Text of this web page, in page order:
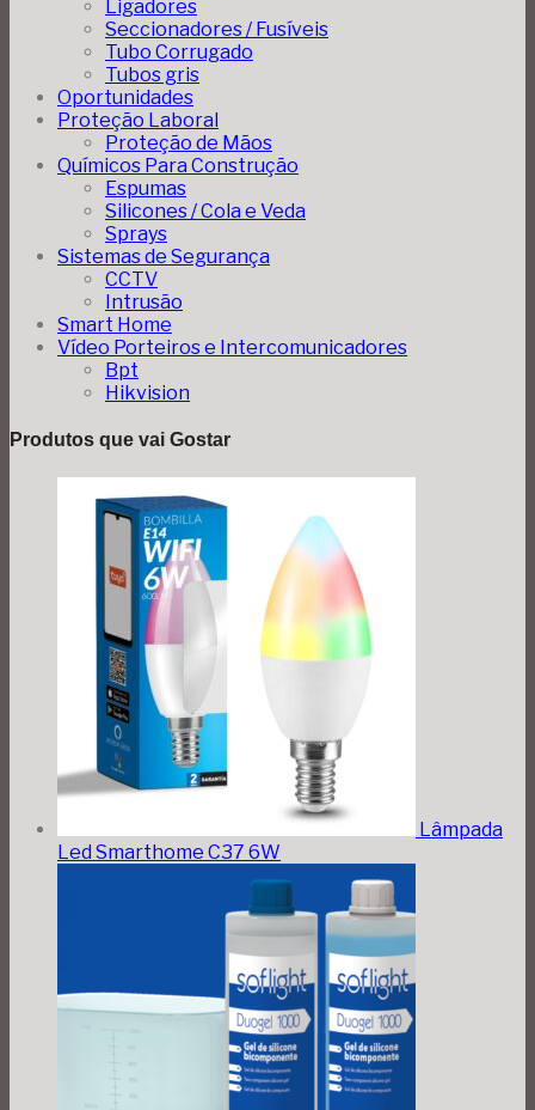
Ligadores
Seccionadores / Fusíveis
Tubo Corrugado
Tubos gris
Oportunidades
Proteção Laboral
Proteção de Mãos
Químicos Para Construção
Espumas
Silicones / Cola e Veda
Sprays
Sistemas de Segurança
CCTV
Intrusão
Smart Home
Vídeo Porteiros e Intercomunicadores
Bpt
Hikvision
Produtos que vai Gostar
Lâmpada
Led Smarthome C37 6W